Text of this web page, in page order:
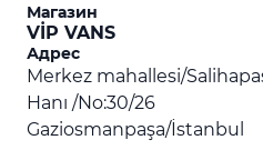
Магазин
VİP VANS
Адрес
Merkez mahallesi/
Hanı /No:30/26
Gaziosmanpaşa/İstanbul